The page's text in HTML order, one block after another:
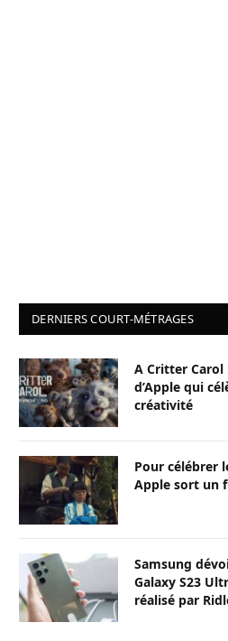
DERNIERS COURT-MÉTRAGES
A Critter
d’Apple qui
créativité
Pour célébrer
Apple sort un
Samsung
Galaxy S23
réalisé par